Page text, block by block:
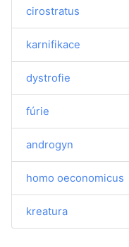
cirostratus
karnifikace
dystrofie
fúrie
androgyn
homo oeconomicus
kreatura